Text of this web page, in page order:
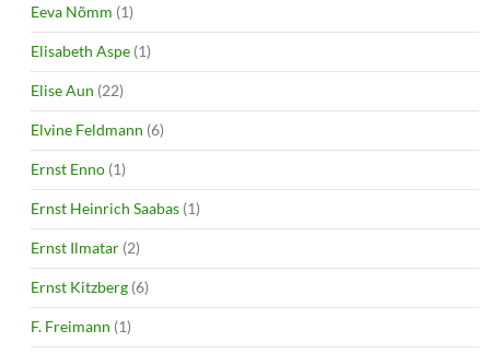
Eeva Nõmm (1)
Elisabeth Aspe (1)
Elise Aun (22)
Elvine Feldmann (6)
Ernst Enno (1)
Ernst Heinrich Saabas (1)
Ernst Ilmatar (2)
Ernst Kitzberg (6)
F. Freimann (1)